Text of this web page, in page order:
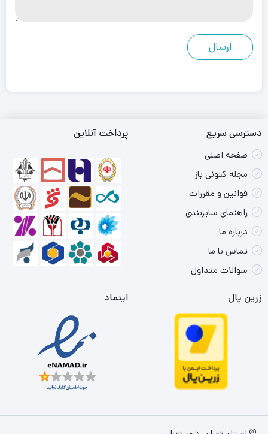
دسترسی سریع
صفحه اصلی
مجله کتونی باز
قوانین و مقررات
راهنمای سایزبندی
درباره ما
تماس با ما
سوالات متداول
پرداخت آنلاین
زرین پال اینماد